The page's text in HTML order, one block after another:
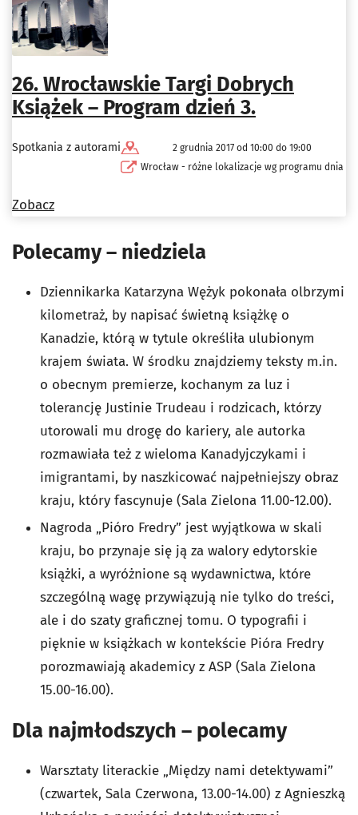
26. Wrocławskie Targi Dobrych
Książek – Program dzień 3.
Spotkania z autorami
2 grudnia 2017 od 10:00 do 19:00
Wrocław - różne lokalizacje wg programu dnia
Zobacz
Polecamy – niedziela
Dziennikarka Katarzyna Wężyk pokonała olbrzymi
kilometraż, by napisać świetną książkę o
Kanadzie, którą w tytule określiła ulubionym
krajem świata. W środku znajdziemy teksty m.in.
o obecnym premierze, kochanym za luz i
tolerancję Justinie Trudeau i rodzicach, którzy
utorowali mu drogę do kariery, ale autorka
rozmawiała też z wieloma Kanadyjczykami i
imigrantami, by naszkicować najpełniejszy obraz
kraju, który fascynuje (Sala Zielona 11.00-12.00).
Nagroda „Pióro Fredry” jest wyjątkowa w skali
kraju, bo przynaje się ją za walory edytorskie
książki, a wyróżnione są wydawnictwa, które
szczególną wagę przywiązują nie tylko do treści,
ale i do szaty graficznej tomu. O typografii i
pięknie w książkach w kontekście Pióra Fredry
porozmawiają akademicy z ASP (Sala Zielona
15.00-16.00).
Dla najmłodszych – polecamy
Warsztaty literackie „Między nami detektywami”
(czwartek, Sala Czerwona, 13.00-14.00) z Agnieszką